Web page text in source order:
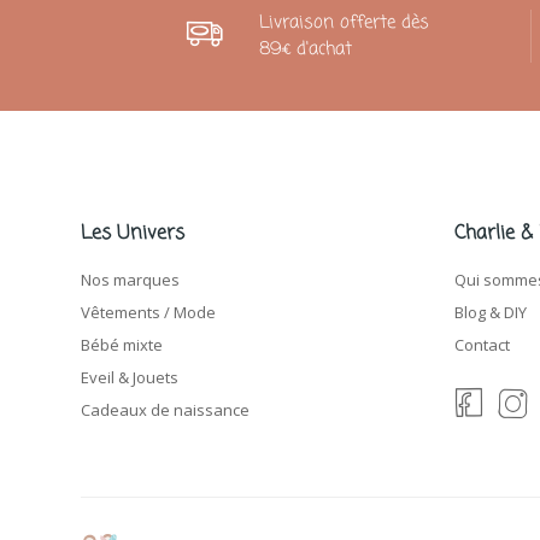
Livraison offerte dès
89€ d'achat
Les Univers
Nos marques
Vêtements / Mode
Bébé mixte
Eveil & Jouets
Cadeaux de naissance
Charlie
Qui
Blog & DIY
Contact